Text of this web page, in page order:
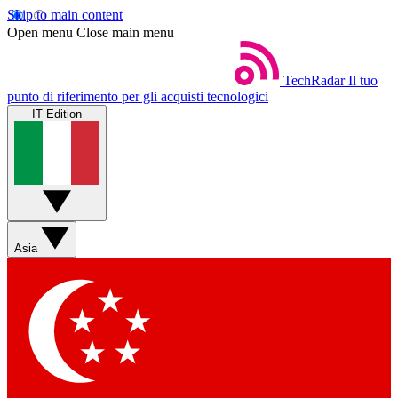
Skip to main content
Open menu Close main menu
TechRadar Il tuo
punto di riferimento per gli acquisti tecnologici
IT Edition
Asia